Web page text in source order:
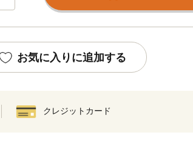
お気に入りに追加する
クレジットカード